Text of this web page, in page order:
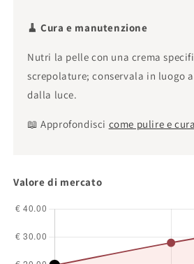
🧹 Cura e manutenzione
Nutri la pelle con una crema
screpolature; conservala in luogo
dalla luce.
📖 Approfondisci come pulire e
Valore di mercato